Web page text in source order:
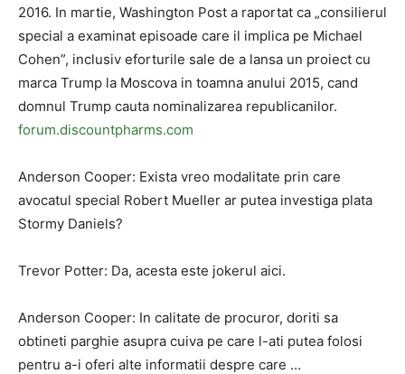
2016. In martie, Washington Post a raportat ca „consilierul
special a examinat episoade care il implica pe Michael
Cohen”, inclusiv eforturile sale de a lansa un proiect cu
marca Trump la Moscova in toamna anului 2015, cand
domnul Trump cauta nominalizarea republicanilor.
forum.discountpharms.com
Anderson Cooper: Exista vreo modalitate prin care
avocatul special Robert Mueller ar putea investiga plata
Stormy Daniels?
Trevor Potter: Da, acesta este jokerul aici.
Anderson Cooper: In calitate de procuror, doriti sa
obtineti parghie asupra cuiva pe care l-ati putea folosi
pentru a-i oferi alte informatii despre care …